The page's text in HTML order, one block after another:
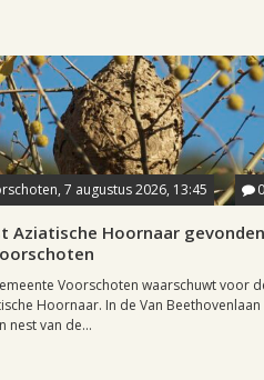
7 augustus 2026, 13:45 0
Aziatische Hoornaar gevonden
Voorschoten waarschuwt voor
Hoornaar. In de Van Beethovenlaan
nest van de...